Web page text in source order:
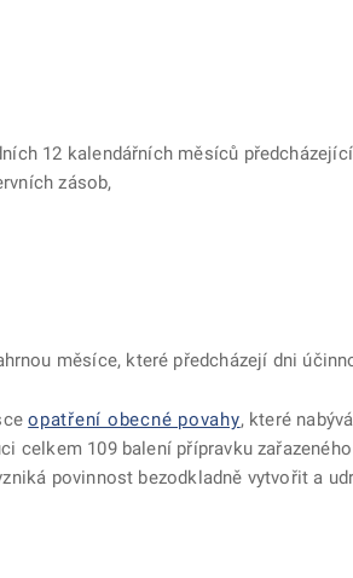
12 kalendářních měsíců
zásob,
měsíce, které předcházejí dni
opatření obecné povahy, které
celkem 109 balení přípravku
povinnost bezodkladně vytvořit a